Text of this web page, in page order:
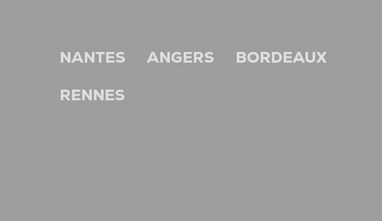
NANTES ANGERS
BORDEAUX
RENNES